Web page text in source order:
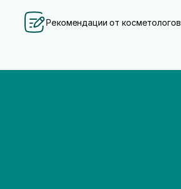
Рекомендации от косметологов